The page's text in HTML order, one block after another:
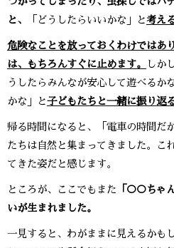
と、
「どうしたらいいかな」と考え
危険なことを放っておくわけではあ
は、もちろんすぐに止めます。
しか
うしたらみんなが安心して遊べるか
かな」と子どもたちと一緒に振り返
帰る時間になると、「電車の時間だ
たちは自然と集まってきました。こ
てきた姿だと感じます。
ところが、ここでもまた 「○○ちゃ
いが生まれました。
一見すると、わがままに見えるかも